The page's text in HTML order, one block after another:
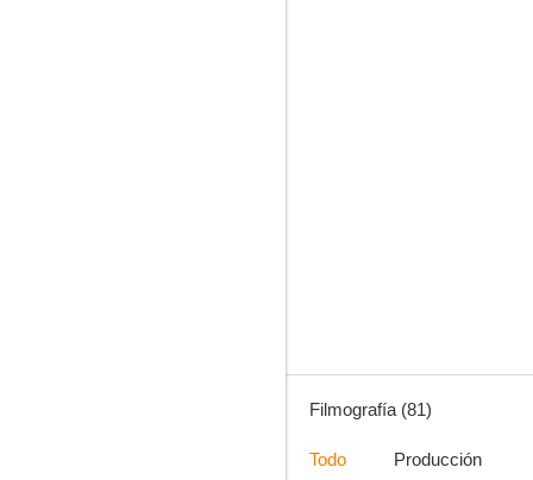
Filmografía (81)
Todo Producción